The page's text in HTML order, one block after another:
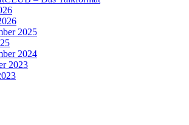
2025
2024
2023